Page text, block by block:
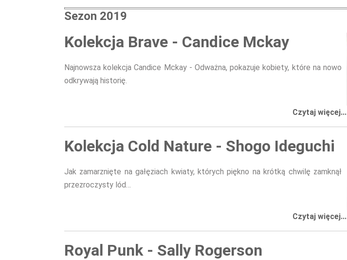
Sezon 2019
Kolekcja Brave - Candice Mckay
Najnowsza kolekcja Candice Mckay - Odważna, pokazuje kobiety, które na nowo
odkrywają historię.
Czytaj więcej...
Kolekcja Cold Nature - Shogo Ideguchi
Jak zamarznięte na gałęziach kwiaty, których piękno na krótką chwilę zamknął
przezroczysty lód…
Czytaj więcej...
Royal Punk - Sally Rogerson